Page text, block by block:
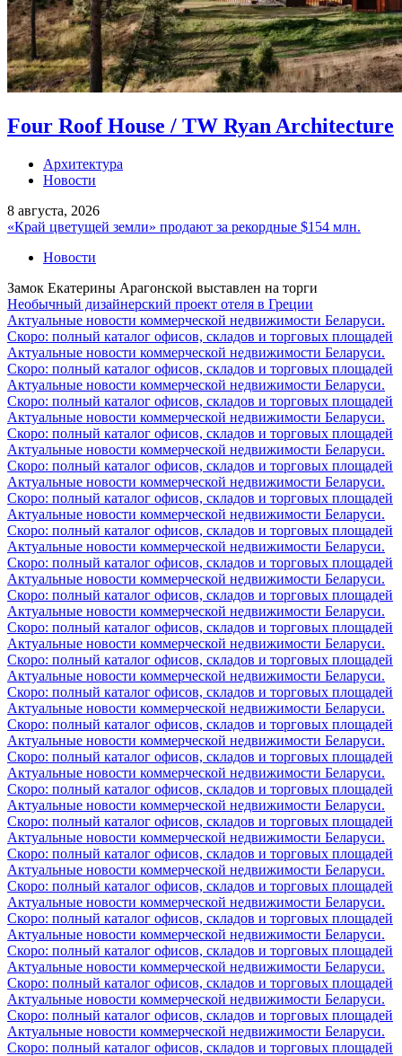
Four Roof House / TW Ryan Architecture
Архитектура
Новости
8 августа, 2026
«Край цветущей земли» продают за рекордные $154 млн.
Новости
Замок Екатерины Арагонской выставлен на торги
Необычный дизайнерский проект отеля в Греции
Актуальные новости коммерческой недвижимости Беларуси.
Скоро: полный каталог офисов, складов и торговых площадей
Актуальные новости коммерческой недвижимости Беларуси.
Скоро: полный каталог офисов, складов и торговых площадей
Актуальные новости коммерческой недвижимости Беларуси.
Скоро: полный каталог офисов, складов и торговых площадей
Актуальные новости коммерческой недвижимости Беларуси.
Скоро: полный каталог офисов, складов и торговых площадей
Актуальные новости коммерческой недвижимости Беларуси.
Скоро: полный каталог офисов, складов и торговых площадей
Актуальные новости коммерческой недвижимости Беларуси.
Скоро: полный каталог офисов, складов и торговых площадей
Актуальные новости коммерческой недвижимости Беларуси.
Скоро: полный каталог офисов, складов и торговых площадей
Актуальные новости коммерческой недвижимости Беларуси.
Скоро: полный каталог офисов, складов и торговых площадей
Актуальные новости коммерческой недвижимости Беларуси.
Скоро: полный каталог офисов, складов и торговых площадей
Актуальные новости коммерческой недвижимости Беларуси.
Скоро: полный каталог офисов, складов и торговых площадей
Актуальные новости коммерческой недвижимости Беларуси.
Скоро: полный каталог офисов, складов и торговых площадей
Актуальные новости коммерческой недвижимости Беларуси.
Скоро: полный каталог офисов, складов и торговых площадей
Актуальные новости коммерческой недвижимости Беларуси.
Скоро: полный каталог офисов, складов и торговых площадей
Актуальные новости коммерческой недвижимости Беларуси.
Скоро: полный каталог офисов, складов и торговых площадей
Актуальные новости коммерческой недвижимости Беларуси.
Скоро: полный каталог офисов, складов и торговых площадей
Актуальные новости коммерческой недвижимости Беларуси.
Скоро: полный каталог офисов, складов и торговых площадей
Актуальные новости коммерческой недвижимости Беларуси.
Скоро: полный каталог офисов, складов и торговых площадей
Актуальные новости коммерческой недвижимости Беларуси.
Скоро: полный каталог офисов, складов и торговых площадей
Актуальные новости коммерческой недвижимости Беларуси.
Скоро: полный каталог офисов, складов и торговых площадей
Актуальные новости коммерческой недвижимости Беларуси.
Скоро: полный каталог офисов, складов и торговых площадей
Актуальные новости коммерческой недвижимости Беларуси.
Скоро: полный каталог офисов, складов и торговых площадей
Актуальные новости коммерческой недвижимости Беларуси.
Скоро: полный каталог офисов, складов и торговых площадей
Актуальные новости коммерческой недвижимости Беларуси.
Скоро: полный каталог офисов, складов и торговых площадей